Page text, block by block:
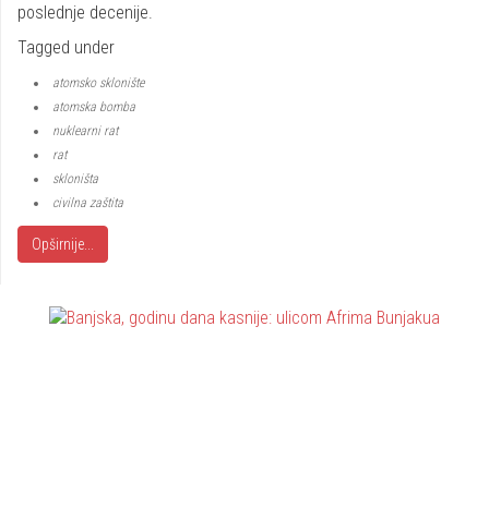
poslednje decenije.
Tagged under
atomsko sklonište
atomska bomba
nuklearni rat
rat
skloništa
civilna zaštita
Opširnije...